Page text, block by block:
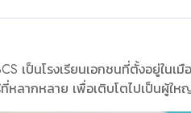
เป็นโรงเรียนเอกชนที่ตั้งอยู่ในเ
ลากหลาย เพื่อเติบโตไปเป็นผู้ใ